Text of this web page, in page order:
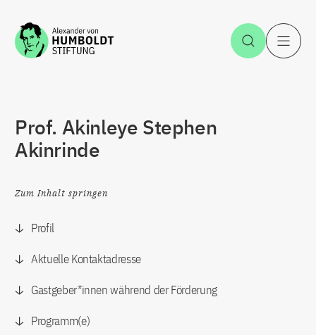
Zum Inhalt springen Suche
Prof. Akinleye Stephen
Akinrinde
Zum Inhalt springen
Profil
Aktuelle Kontaktadresse
Gastgeber*innen während der Förderung
Programm(e)